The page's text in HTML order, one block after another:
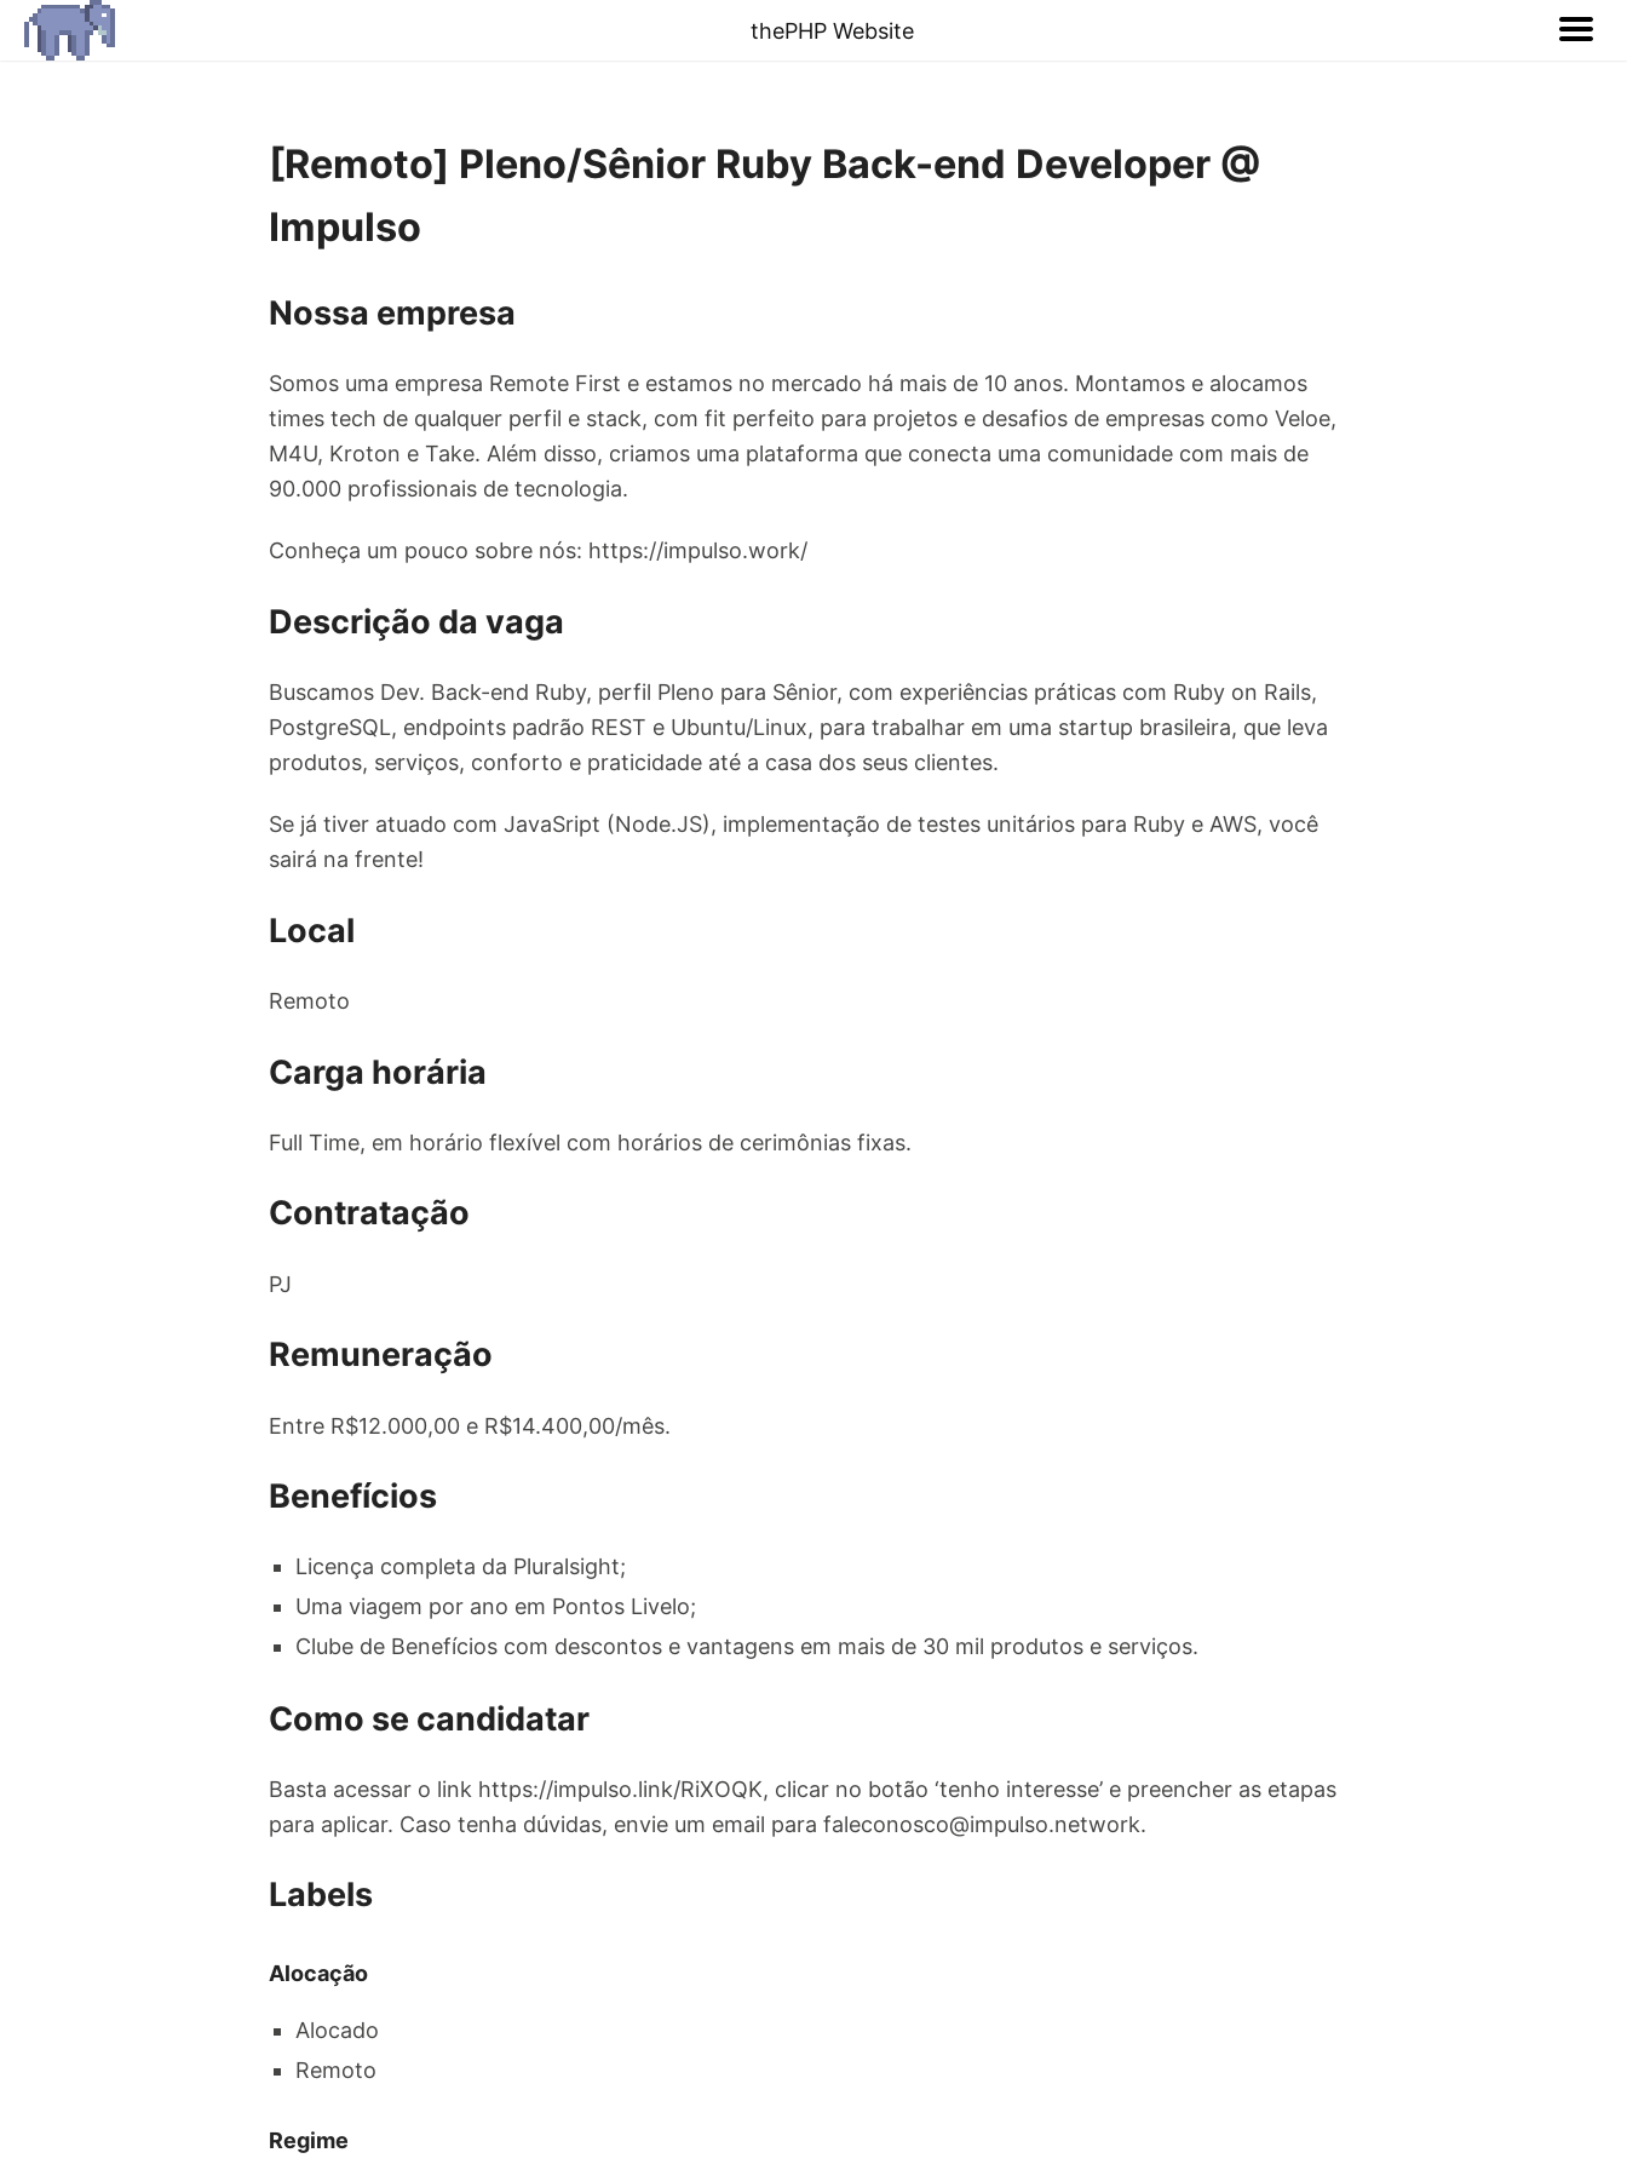
thePHP Website
[Remoto] Pleno/Sênior Ruby Back-end Developer @
Impulso
Nossa empresa
Somos uma empresa Remote First e estamos no mercado há mais de 10 anos. Montamos e alocamos
times tech de qualquer perfil e stack, com fit perfeito para projetos e desafios de empresas como Veloe,
M4U, Kroton e Take. Além disso, criamos uma plataforma que conecta uma comunidade com mais de
90.000 profissionais de tecnologia.
Conheça um pouco sobre nós: https://impulso.work/
Descrição da vaga
Buscamos Dev. Back-end Ruby, perfil Pleno para Sênior, com experiências práticas com Ruby on Rails,
PostgreSQL, endpoints padrão REST e Ubuntu/Linux, para trabalhar em uma startup brasileira, que leva
produtos, serviços, conforto e praticidade até a casa dos seus clientes.
Se já tiver atuado com JavaSript (Node.JS), implementação de testes unitários para Ruby e AWS, você
sairá na frente!
Local
Remoto
Carga horária
Full Time, em horário flexível com horários de cerimônias fixas.
Contratação
PJ
Remuneração
Entre R$12.000,00 e R$14.400,00/mês.
Benefícios
Licença completa da Pluralsight;
Uma viagem por ano em Pontos Livelo;
Clube de Benefícios com descontos e vantagens em mais de 30 mil produtos e serviços.
Como se candidatar
Basta acessar o link https://impulso.link/RiXOQK, clicar no botão ‘tenho interesse’ e preencher as etapas
para aplicar. Caso tenha dúvidas, envie um email para faleconosco@impulso.network.
Labels
Alocação
Alocado
Remoto
Regime